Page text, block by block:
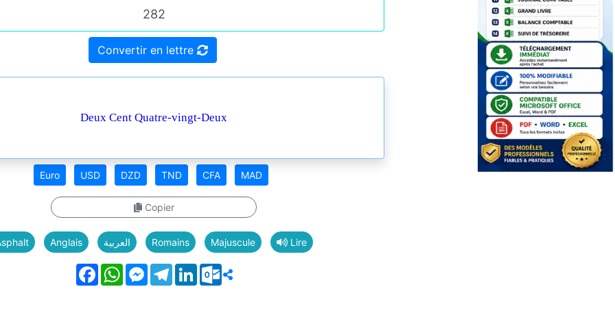
Convertir en lettre
Deux Cent Quatre-vingt-Deux
Euro USD DZD TND CFA MAD
Copier
Anglais العربية Romains Majuscule Lire
FacebookWhatsAppMessenger
Telegram
LinkedInOutlook.com